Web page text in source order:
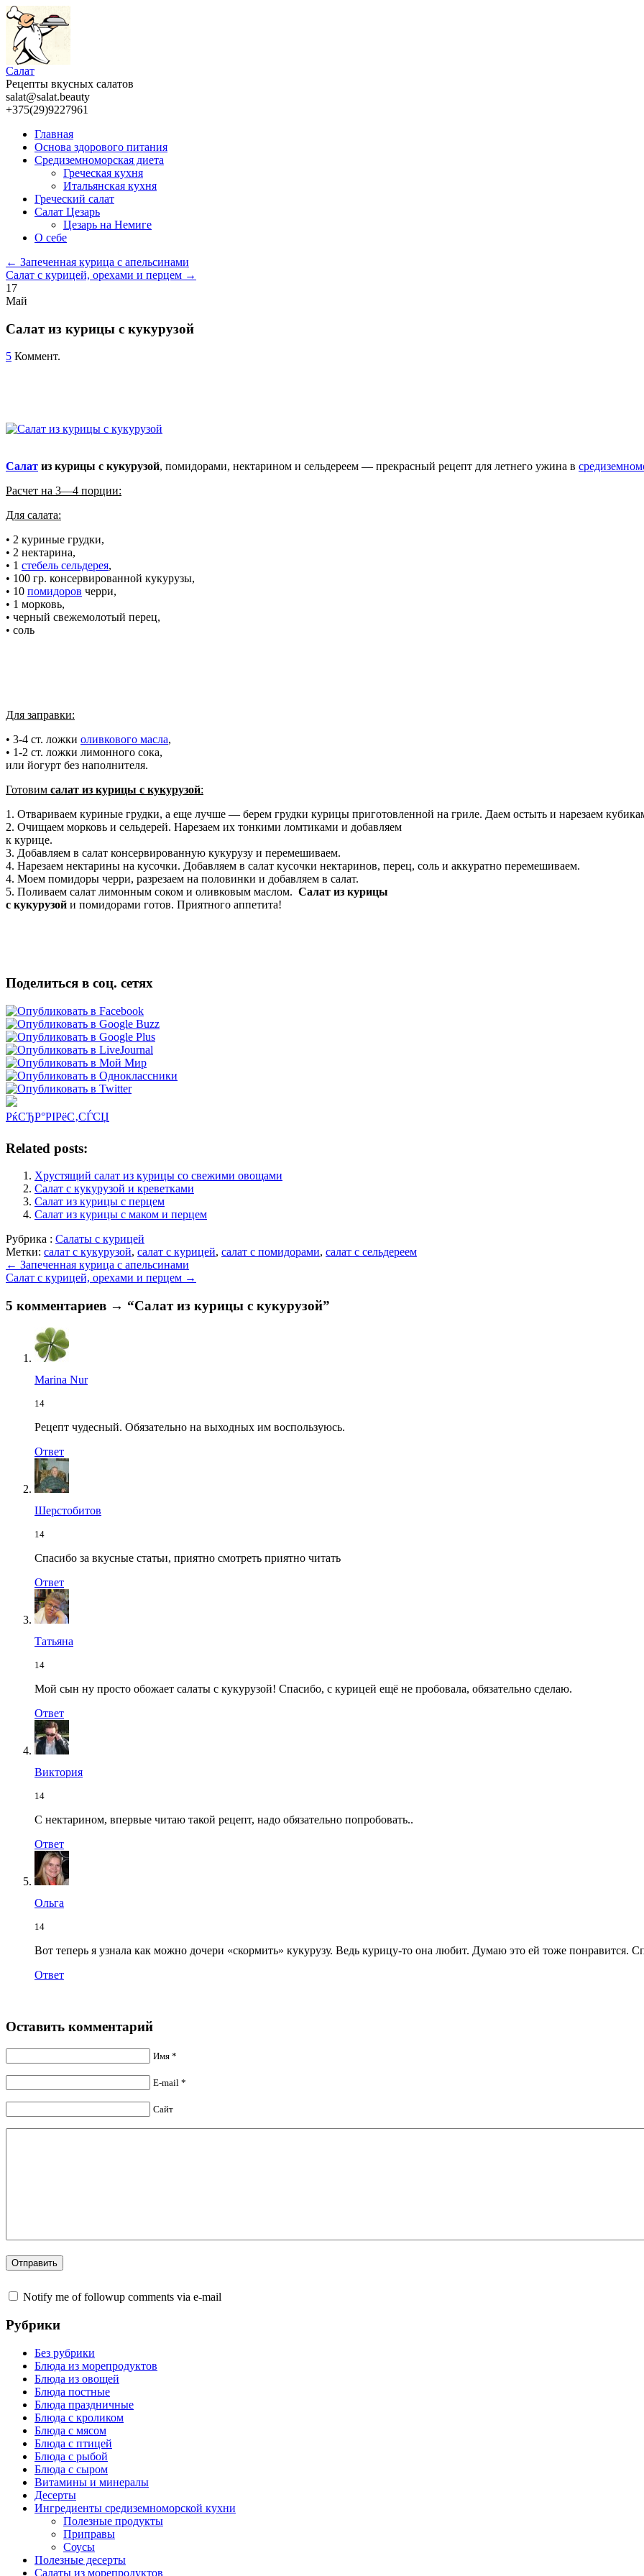
Салат
Рецепты вкусных салатов
salat@salat.beauty
+375(29)9227961
Главная
Основа здорового питания
Средиземноморская диета
Греческая кухня
Итальянская кухня
Греческий салат
Салат Цезарь
Цезарь на Немиге
О себе
← Запеченная курица с апельсинами
Салат с курицей, орехами и перцем →
17
Май
Салат из курицы с кукурузой
5 Коммент.
Салат из курицы с кукурузой, помидорами, нектарином и сельдереем — прекрасный рецепт для летнего ужина в
Расчет на 3—4 порции:
Для салата:
• 2 куриные грудки,
• 2 нектарина,
• 1 стебель сельдерея,
• 100 гр. консервированной кукурузы,
• 10 помидоров черри,
• 1 морковь,
• черный свежемолотый перец,
• соль
Для заправки:
• 3-4 ст. ложки оливкового масла,
• 1-2 ст. ложки лимонного сока,
или йогурт без наполнителя.
Готовим салат из курицы с кукурузой:
1. Отвариваем куриные грудки, а еще лучше — берем грудки курицы приготовленной на гриле. Даем остыть и нарезаем
2. Очищаем морковь и сельдерей. Нарезаем их тонкими ломтиками и добавляем
к курице.
3. Добавляем в салат консервированную кукурузу и перемешиваем.
4. Нарезаем нектарины на кусочки. Добавляем в салат кусочки нектаринов, перец, соль и аккуратно перемешиваем.
4. Моем помидоры черри, разрезаем на половинки и добавляем в салат.
5. Поливаем салат лимонным соком и оливковым маслом. Салат из курицы
с кукурузой и помидорами готов. Приятного аппетита!
Поделиться в соц. сетях
РќСЂР°РІРёС‚СЃСЏ
Related posts:
Хрустящий салат из курицы со свежими овощами
Салат с кукурузой и креветками
Салат из курицы с перцем
Салат из курицы с маком и перцем
Рубрика : Салаты с курицей
Метки: салат с кукурузой, салат с курицей, салат с помидорами, салат с сельдереем
← Запеченная курица с апельсинами
Салат с курицей, орехами и перцем →
5 комментариев → “Салат из курицы с кукурузой”
Marina Nur
14
Рецепт чудесный. Обязательно на выходных им воспользуюсь.
Ответ
Шерстобитов
14
Спасибо за вкусные статьи, приятно смотреть приятно читать
Ответ
Татьяна
14
Мой сын ну просто обожает салаты с кукурузой! Спасибо, с курицей ещё не пробовала, обязательно сделаю.
Ответ
Виктория
14
C нектарином, впервые читаю такой рецепт, надо обязательно попробовать..
Ответ
Ольга
14
Вот теперь я узнала как можно дочери «скормить» кукурузу. Ведь курицу-то она любит. Думаю это ей тоже понравится.
Ответ
Оставить комментарий
Имя *
E-mail *
Сайт
Notify me of followup comments via e-mail
Рубрики
Без рубрики
Блюда из морепродуктов
Блюда из овощей
Блюда постные
Блюда праздничные
Блюда с кроликом
Блюда с мясом
Блюда с птицей
Блюда с рыбой
Блюда с сыром
Витамины и минералы
Десерты
Ингредиенты средиземноморской кухни
Полезные продукты
Приправы
Соусы
Полезные десерты
Салаты из морепродуктов